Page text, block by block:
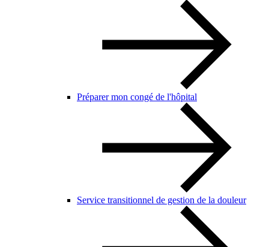
Préparer mon congé de l'hôpital
Service transitionnel de gestion de la douleur